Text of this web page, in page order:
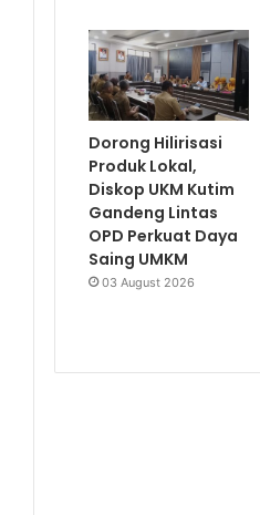
Dorong Hilirisasi
Produk Lokal,
Diskop UKM Kutim
Gandeng Lintas
OPD Perkuat Daya
Saing UMKM
03 August 2026